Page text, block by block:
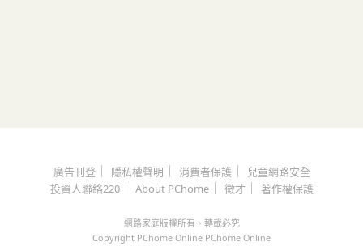
廣告刊登｜ 隱私權聲明 ｜ 消費者保護｜
兒童網路安全
投資人聯絡220｜ About PChome｜ 徵才 ｜ 著作權保護
網路家庭版權所有、轉載必究
Copyright PChome Online PChome Online